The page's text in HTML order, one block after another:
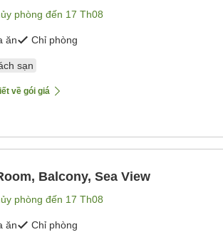
phòng đến 17 Th08
ăn Chỉ phòng
sạn
về gói giá
Balcony, Sea View
phòng đến 17 Th08
ăn Chỉ phòng